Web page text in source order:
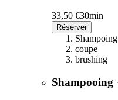
33,50 €30min
Réserver
Shampoing
coupe
brushing
Shampooing